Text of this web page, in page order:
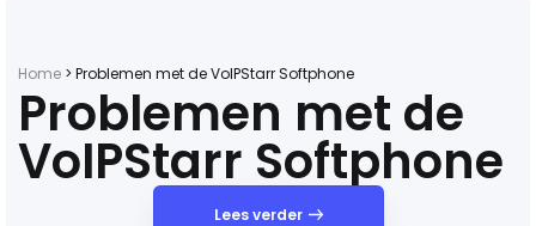
Home > Problemen met de VoIPStarr Softphone
Problemen met de
VoIPStarr Softphone
Lees verder